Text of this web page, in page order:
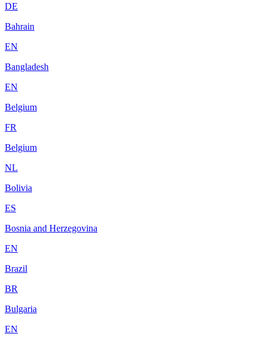
DE
Bahrain
EN
Bangladesh
EN
Belgium
FR
Belgium
NL
Bolivia
ES
Bosnia and Herzegovina
EN
Brazil
BR
Bulgaria
EN